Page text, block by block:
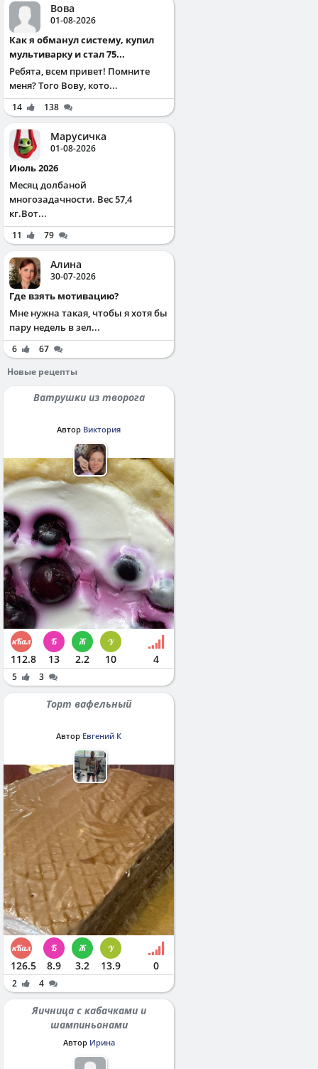
Вова
01-08-2026
Как я обманул систему, купил
мультиварку и стал 75...
Ребята, всем привет! Помните
меня? Того Вову, кото...
14 138
Марусичка
01-08-2026
Июль 2026
Месяц долбаной
многозадачности. Вес 57,4
кг.Вот...
11 79
Алина
30-07-2026
Где взять мотивацию?
Мне нужна такая, чтобы я хотя бы
пару недель в зел...
6
67
Новые рецепты
Ватрушки из творога
Автор Виктория
112.8 13 2.2 10 4
5 3
Торт вафельный
Автор Евгений К
126.5 8.9 3.2 13.9 0
2 4
Яичница с кабачками и
шампиньонами
Автор Ирина